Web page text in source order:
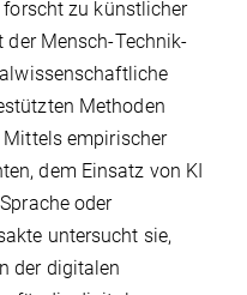
zu künstlicher
der Mensch-Technik-
Methoden
empirischer
dem Einsatz von KI
oder
untersucht sie,
der digitalen